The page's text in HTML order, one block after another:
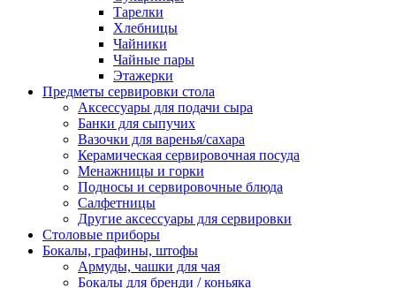
Тарелки
Хлебницы
Чайники
Чайные пары
Этажерки
Предметы сервировки стола
Аксессуары для подачи сыра
Банки для сыпучих
Вазочки для варенья/сахара
Керамическая сервировочная посуда
Менажницы и горки
Подносы и сервировочные блюда
Салфетницы
Другие аксессуары для сервировки
Столовые приборы
Бокалы, графины, штофы
Армуды, чашки для чая
Бокалы для бренди / коньяка